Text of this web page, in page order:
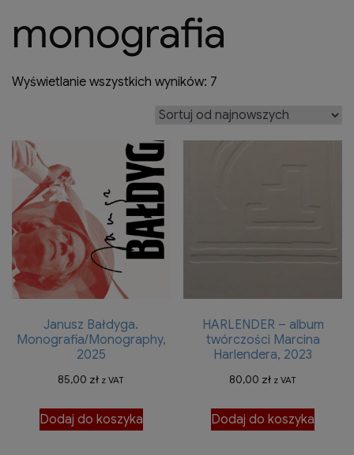
monografia
Wyświetlanie wszystkich wyników: 7
najnowszych
Janusz Bałdyga.
Monografia/Monography,
2025
85,00 zł z VAT
Dodaj do koszyka
HARLENDER – album
twórczości Marcina
Harlendera, 2023
80,00 zł z VAT
Dodaj do koszyka